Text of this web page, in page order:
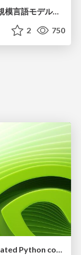
つくって納得、つかって実感！ 大規模言語モデルことはじめ ver2.0
2 750
Getting science done with accelerated Python computing platforms